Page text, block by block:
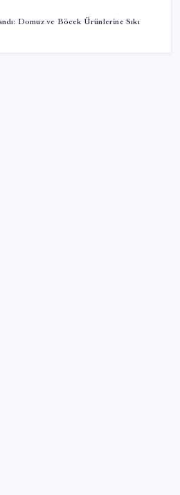
Domuz ve Böcek Ürünlerine Sıkı